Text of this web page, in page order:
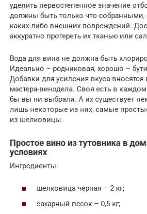
уделить первостепенное значение
должны быть только что собранными,
каких-либо внешних повреждений.
аккуратно протереть их тканью или
Вода для вина не должна быть
Идеально – родниковая, хорошо –
Добавки для усиления вкуса
мастера-винодела. Своя есть в каждом
бы вы ни выбрали. А их существует
лишь некоторые из них, самые
из шелковицы:
Простое вино из тутовника в
условиях
Ингредиенты:
шелковица черная – 2 кг;
сахарный песок – 0,5 кг;